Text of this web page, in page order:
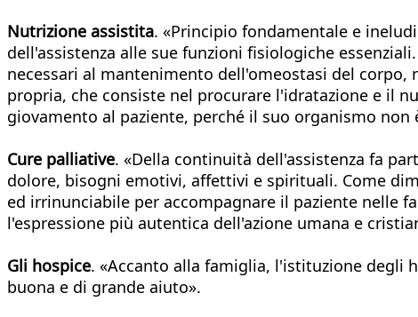
Nutrizione assistita. «Principio fondamentale e
dell'assistenza alle sue funzioni fisiologiche
necessari al mantenimento dell'omeostasi del
propria, che consiste nel procurare l'idratazione e il
giovamento al paziente, perché il suo organismo
Cure palliative. «Della continuità dell'assistenza fa
dolore, bisogni emotivi, affettivi e spirituali. Come
ed irrinunciabile per accompagnare il paziente nelle
l'espressione più autentica dell'azione umana e
Gli hospice. «Accanto alla famiglia, l'istituzione degli
buona e di grande aiuto».